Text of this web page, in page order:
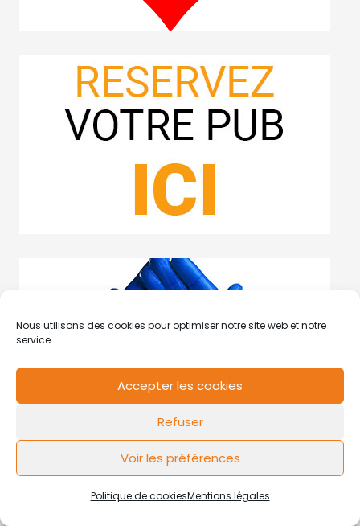
Nous utilisons des cookies pour optimiser notre site web et notre
service.
Accepter les cookies
Refuser
Voir les préférences
Politique de cookiesMentions légales
Articles Similaires